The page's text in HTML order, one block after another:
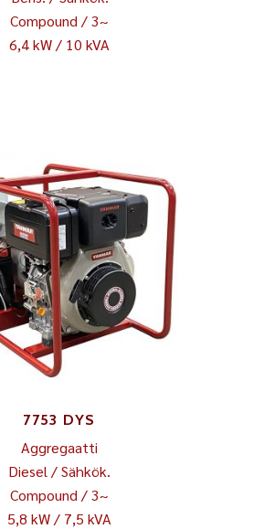
Compound / 3~
6,4 kW / 10 kVA
7753 DYS
Aggregaatti
Diesel / Sähkök.
Compound / 3~
5,8 kW / 7,5 kVA